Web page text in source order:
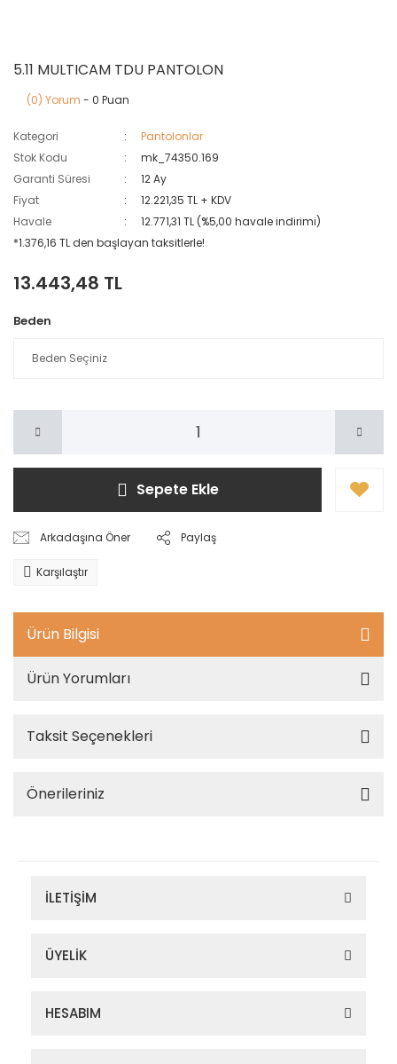
5.11 MULTICAM TDU PANTOLON
(0) Yorum - 0 Puan
Kategori
Pantolonlar
Stok Kodu
mk_74350.169
Garanti Süresi
12 Ay
Fiyat
12.221,35 TL + KDV
Havale
12.771,31 TL (%5,00 havale indirimi)
*1.376,16 TL den başlayan taksitlerle!
13.443,48 TL
Beden
Sepete Ekle
Arkadaşına Öner Paylaş
Karşılaştır
Ürün Bilgisi
Ürün Yorumları
Taksit Seçenekleri
Önerileriniz
İLETİŞİM
ÜYELİK
HESABIM